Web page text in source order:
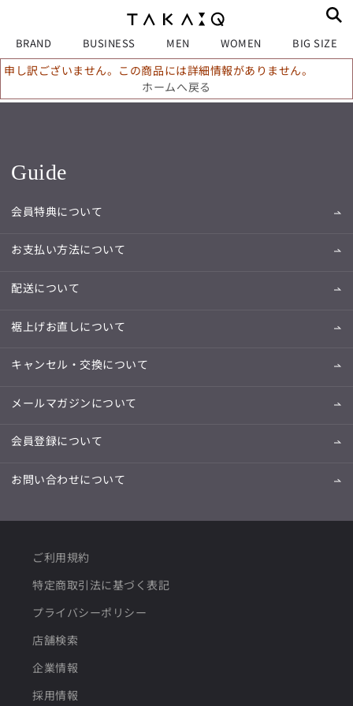
BRAND BUSINESS MEN WOMEN BIG SIZE
申し訳ございません。この商品には詳細情報がありません。
ホームへ戻る
Guide
会員特典について
お支払い方法について
配送について
裾上げお直しについて
キャンセル・交換について
メールマガジンについて
会員登録について
お問い合わせについて
ご利用規約
特定商取引法に基づく表記
プライバシーポリシー
店舗検索
企業情報
採用情報